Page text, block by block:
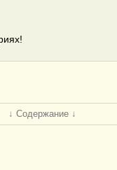
↓ Содержание ↓